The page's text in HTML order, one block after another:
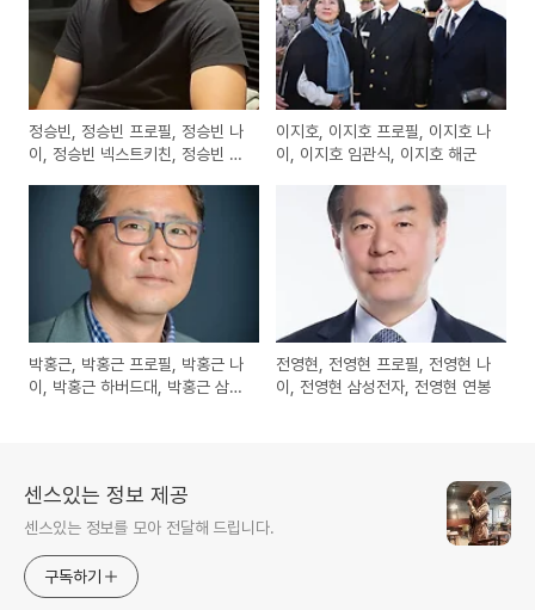
정승빈, 정승빈 프로필, 정승빈 나
이, 정승빈 넥스트키친, 정승빈 김
이지호, 이지호 프로필, 이지호 나
이, 이지호 임관식, 이지호 해군
박홍근, 박홍근 프로필, 박홍근 나
이, 박홍근 하버드대, 박홍근 삼성
전영현, 전영현 프로필, 전영현 나
이, 전영현 삼성전자, 전영현 연봉
센스있는 정보 제공
센스있는 정보를 모아 전달해 드립니다.
구독하기